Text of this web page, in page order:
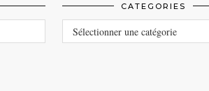
CATEGORIES
CATEGORIES